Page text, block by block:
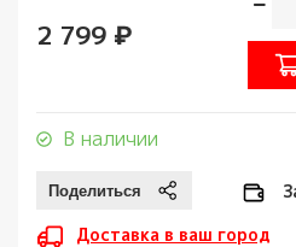
2 799 ₽
В наличии
Доставка в ваш город